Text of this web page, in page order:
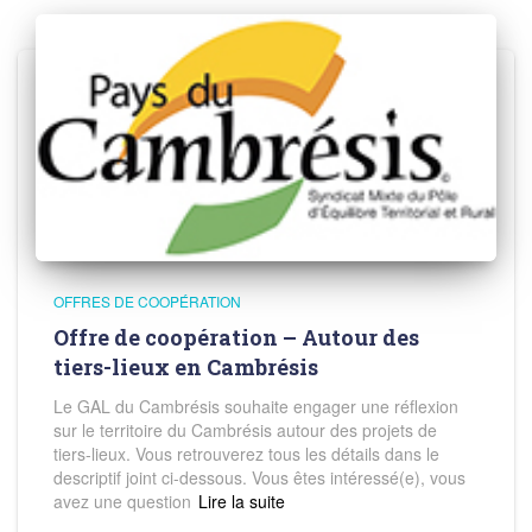
OFFRES DE COOPÉRATION
Offre de coopération – Autour des
tiers-lieux en Cambrésis
Le GAL du Cambrésis souhaite engager une réflexion
sur le territoire du Cambrésis autour des projets de
tiers-lieux. Vous retrouverez tous les détails dans le
descriptif joint ci-dessous. Vous êtes intéressé(e), vous
avez une question Read more